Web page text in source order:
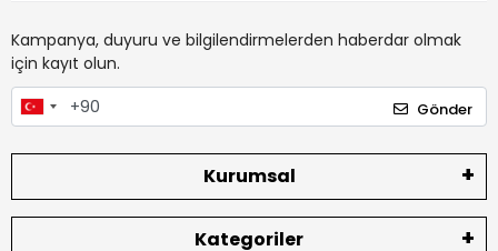
Kampanya, duyuru ve bilgilendirmelerden haberdar olmak
için kayıt olun.
Gönder
Kurumsal
Kategoriler